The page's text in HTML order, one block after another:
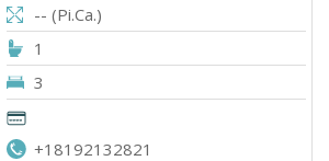
-- (Pi.Ca.)
1
3
+18192132821